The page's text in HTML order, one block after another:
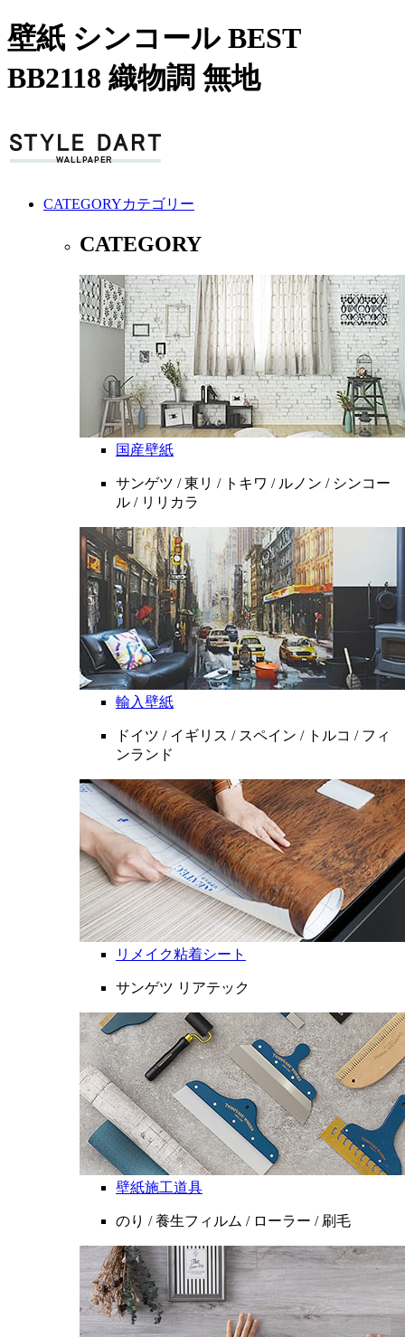
壁紙 シンコール BEST
BB2118 織物調 無地
CATEGORYカテゴリー
CATEGORY
国産壁紙
サンゲツ / 東リ / トキワ / ルノン / シンコー
ル / リリカラ
輸入壁紙
ドイツ / イギリス / スペイン / トルコ / フィ
ンランド
リメイク粘着シート
サンゲツ リアテック
壁紙施工道具
のり / 養生フィルム / ローラー / 刷毛